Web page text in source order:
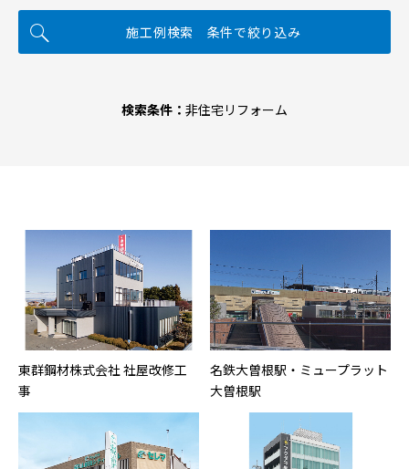
施工例検索 条件で絞り込み
検索条件： 非住宅リフォーム
東群鋼材株式会社 社屋改修工
事
名鉄大曽根駅・ミュープラット
大曽根駅